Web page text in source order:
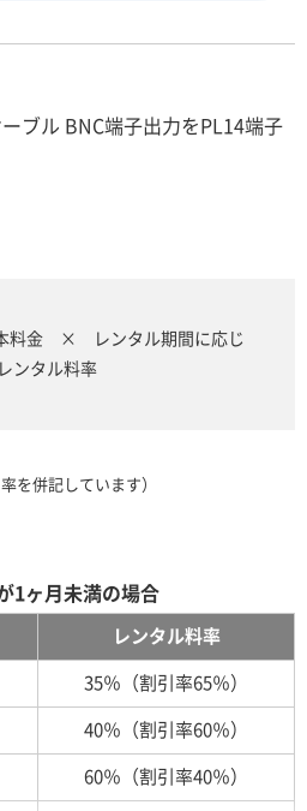
ブル BNC端子出力をPL14端子
料金 × レンタル期間に応じ
ンタル料率
率を併記しています）
1ヶ月未満の場合
レンタル料率
35％（割引率65％）
40％（割引率60％）
60％（割引率40％）